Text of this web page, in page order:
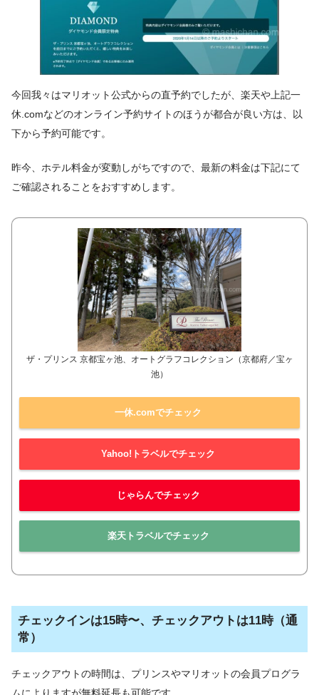
今回我々はマリオット公式からの直予約でしたが、楽天や上記一
休.comなどのオンライン予約サイトのほうが都合が良い方は、以
下から予約可能です。
昨今、ホテル料金が変動しがちですので、最新の料金は下記にて
ご確認されることをおすすめします。
ザ・プリンス 京都宝ヶ池、オートグラフコレクション（京都府／宝ヶ
池）
一休.comでチェック
Yahoo!トラベルでチェック
じゃらんでチェック
楽天トラベルでチェック
チェックインは15時〜、チェックアウトは11時（通
常）
チェックアウトの時間は、プリンスやマリオットの会員プログラ